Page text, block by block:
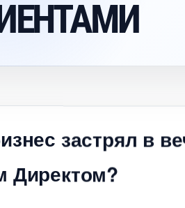
застрял в